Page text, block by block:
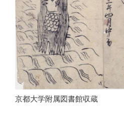
京都大学附属図書館収蔵